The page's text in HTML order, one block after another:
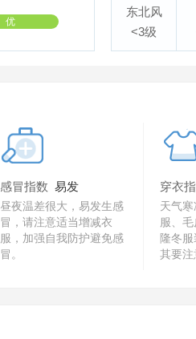
优
东北风
<3级
感冒指数 易发
昼夜温差很大，易发生感
冒，请注意适当增减衣
服，加强自我防护避免感
冒。
穿衣
天气
服、
隆冬
其要注